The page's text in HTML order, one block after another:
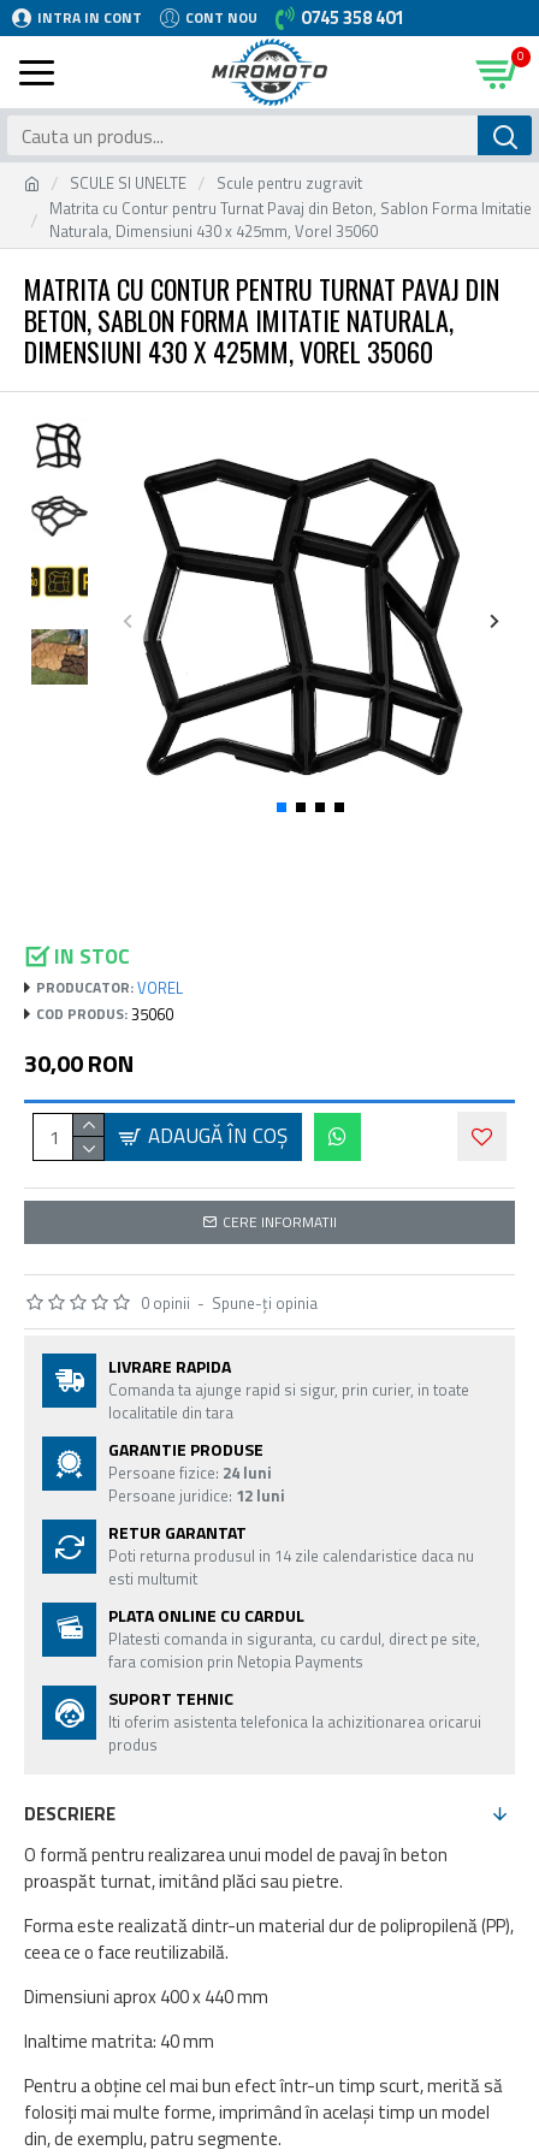
INTRA IN CONT CONT NOU 0745 358 401
0
SCULE SI UNELTE
Scule pentru zugravit
Matrita cu Contur pentru Turnat Pavaj din Beton, Sablon Forma Imitatie
Naturala, Dimensiuni 430 x 425mm, Vorel 35060
MATRITA CU CONTUR PENTRU TURNAT PAVAJ DIN
BETON, SABLON FORMA IMITATIE NATURALA,
DIMENSIUNI 430 X 425MM, VOREL 35060
IN STOC
PRODUCATOR:VOREL
COD PRODUS:35060
0 opinii - Spune-ţi opinia
30,00 RON
ADAUGĂ ÎN COŞ
CERE INFORMATII
LIVRARE RAPIDA
Comanda ta ajunge rapid si sigur, prin curier, in toate
localitatile din tara
GARANTIE PRODUSE
Persoane fizice: 24 luni
Persoane juridice: 12 luni
RETUR GARANTAT
Poti returna produsul in 14 zile calendaristice daca nu
esti multumit
PLATA ONLINE CU CARDUL
Platesti comanda in siguranta, cu cardul, direct pe site,
fara comision prin Netopia Payments
SUPORT TEHNIC
Iti oferim asistenta telefonica la achizitionarea oricarui
produs
DESCRIERE
O formă pentru realizarea unui model de pavaj în beton
proaspăt turnat, imitând plăci sau pietre.
Forma este realizată dintr-un material dur de polipropilenă (PP),
ceea ce o face reutilizabilă.
Dimensiuni aprox 400 x 440 mm
Inaltime matrita: 40 mm
Pentru a obține cel mai bun efect într-un timp scurt, merită să
folosiți mai multe forme, imprimând în același timp un model
din, de exemplu, patru segmente.